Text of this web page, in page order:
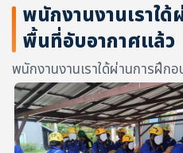
พนักงานงานเราใ
พื้นที่อับอากาศแล้ว
พนักงานงานเราใด้ผ่านการฝึก